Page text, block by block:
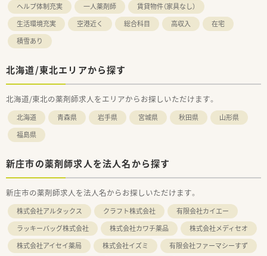
ヘルプ体制充実
一人薬剤師
賃貸物件（家具なし）
生活環境充実
空港近く 総合科目 高収入
在宅
積雪あり
北海道/東北エリアから探す
北海道/東北の薬剤師求人をエリアからお探しいただけます。
北海道 青森県 岩手県 宮城県 秋田県
山形県
福島県
新庄市の薬剤師求人を法人名から探す
新庄市の薬剤師求人を法人名からお探しいただけます。
株式会社アルタックス クラフト株式会社
有限会社カイエー
ラッキーバッグ株式会社
株式会社カワチ薬品
株式会社メディセオ
株式会社アイセイ薬局
株式会社イズミ
有限会社ファーマシーすず